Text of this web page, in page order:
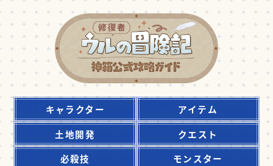
キャラクター
アイテム
土地開発
クエスト
必殺技
モンスター